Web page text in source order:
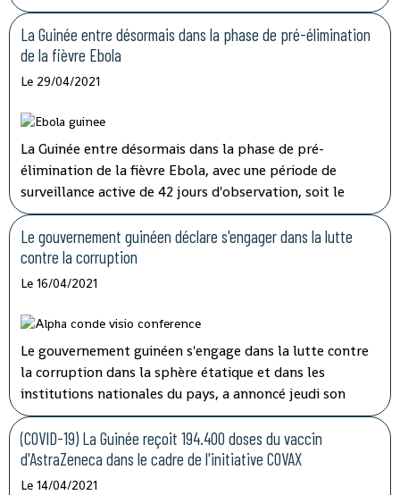
l'augmentation de salaire et de pension de retraite.
La Guinée entre désormais dans la phase de pré-élimination
de la fièvre Ebola
Le 29/04/2021
La Guinée entre désormais dans la phase de pré-
élimination de la fièvre Ebola, avec une période de
surveillance active de 42 jours d'observation, soit le
double de la période d'incubation du virus, a indiqué
mardi à la télévision nationale, Sory Condé, chargé des
études au département surveillance à l'Agence nationale
de sécurité sanitaire (ANSS).
Le gouvernement guinéen déclare s'engager dans la lutte
contre la corruption
Le 16/04/2021
Le gouvernement guinéen s'engage dans la lutte contre
la corruption dans la sphère étatique et dans les
institutions nationales du pays, a annoncé jeudi son
porte-parole, Aboubacar Sylla.Lors de la session
ordinaire du conseil des ministres tenu par
visioconférence, le président Alpha Condé a insisté sur
''la cohérence et la complémentarité qui doivent
(COVID-19) La Guinée reçoit 194.400 doses du vaccin
d'AstraZeneca dans le cadre de l'initiative COVAX
Le 14/04/2021